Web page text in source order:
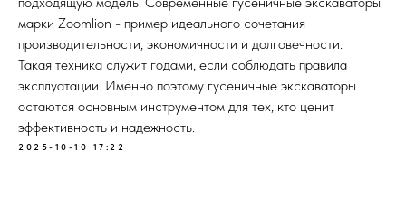
марки Zoomlion - пример идеального сочетания
производительности, экономичности и долговечности.
Такая техника служит годами, если соблюдать правила
эксплуатации. Именно поэтому гусеничные экскаваторы
остаются основным инструментом для тех, кто ценит
эффективность и надежность.
2025-10-10 17:22